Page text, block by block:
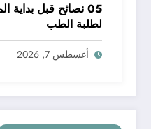
05 نصائح قبل
لطلبة الطب
أغسطس 7, 2026